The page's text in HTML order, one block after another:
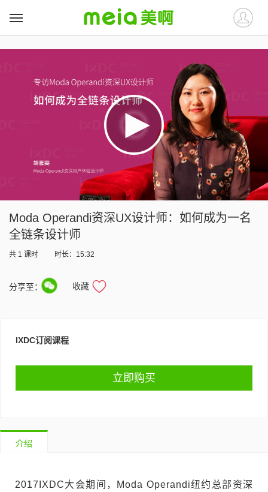
Moda Operandi资深UX设计师：如何成为一名
全链条设计师
共 1 课时 时长：15:32
分享至： 收藏
IXDC订阅课程
立即购买
介绍
2017IXDC大会期间，Moda Operandi纽约总部资深